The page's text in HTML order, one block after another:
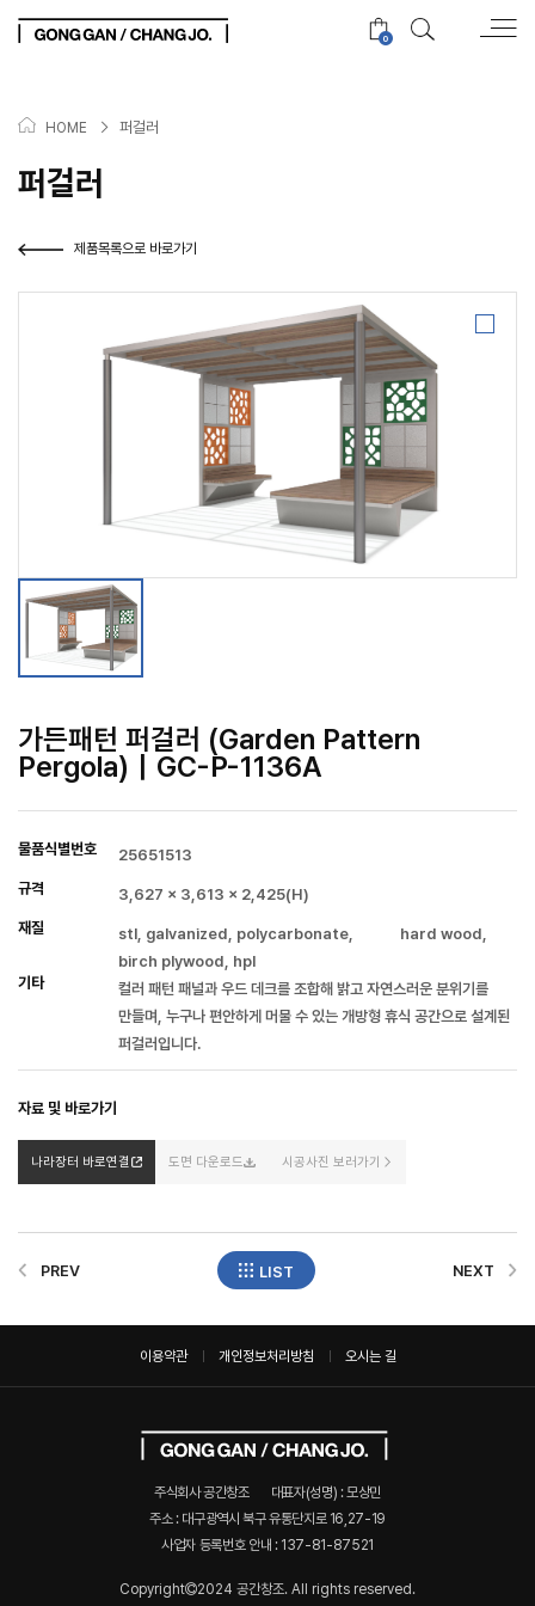
0
HOME > 퍼걸러
퍼걸러
제품목록으로 바로가기
가든패턴 퍼걸러 (Garden Pattern
Pergola)｜GC-P-1136A
물품식별번호
25651513
규격
3,627 × 3,613 × 2,425(H)
재질
stl, galvanized, polycarbonate, hard wood,
birch plywood, hpl
기타
컬러 패턴 패널과 우드 데크를 조합해 밝고 자연스러운 분위기를
만들며, 누구나 편안하게 머물 수 있는 개방형 휴식 공간으로 설계된
퍼걸러입니다.
자료 및 바로가기
나라장터 바로연결 도면 다운로드 시공사진 보러가기
PREV LIST NEXT
이용약관 개인정보처리방침 오시는 길
주식회사 공간창조
대표자(성명) : 모상민
주소 : 대구광역시 북구 유통단지로 16,27-19
사업자 등록번호 안내 : 137-81-87521
Copyright 2024 공간창조. All rights reserved.